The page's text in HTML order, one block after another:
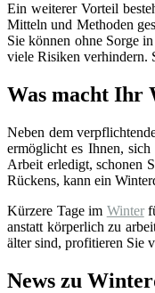
Ein weiterer Vorteil
Mitteln und Methoden
Sie können ohne Sorge
viele Risiken verhindern.
Was macht Ihr
Neben dem
ermöglicht es Ihnen,
Arbeit erledigt, schonen
Rückens, kann ein
Kürzere Tage im Winter
anstatt körperlich zu
älter sind, profitieren Sie
News zu